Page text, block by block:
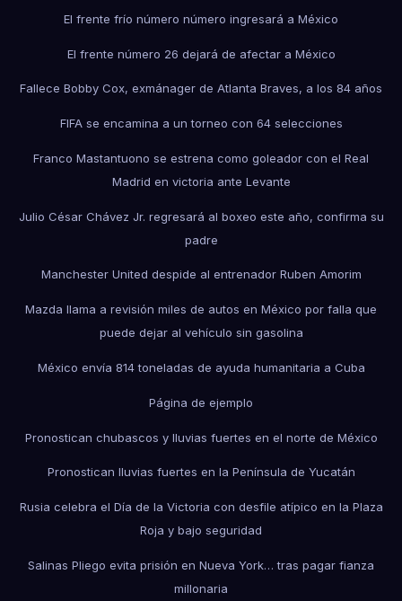
El frente frío número número ingresará a México
El frente número 26 dejará de afectar a México
Fallece Bobby Cox, exmánager de Atlanta Braves, a los 84 años
FIFA se encamina a un torneo con 64 selecciones
Franco Mastantuono se estrena como goleador con el Real
Madrid en victoria ante Levante
Julio César Chávez Jr. regresará al boxeo este año, confirma su
padre
Manchester United despide al entrenador Ruben Amorim
Mazda llama a revisión miles de autos en México por falla que
puede dejar al vehículo sin gasolina
México envía 814 toneladas de ayuda humanitaria a Cuba
Página de ejemplo
Pronostican chubascos y lluvias fuertes en el norte de México
Pronostican lluvias fuertes en la Península de Yucatán
Rusia celebra el Día de la Victoria con desfile atípico en la Plaza
Roja y bajo seguridad
Salinas Pliego evita prisión en Nueva York… tras pagar fianza
millonaria